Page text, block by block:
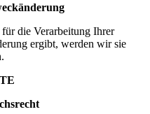
die Verarbeitung Ihrer
ergibt, werden wir sie